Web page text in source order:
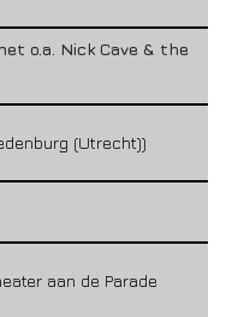
o.a. Nick Cave & the
(Utrecht))
aan de Parade